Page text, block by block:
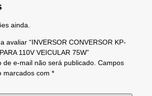
ainda.
avaliar “INVERSOR CONVERSOR KP-
110V VEICULAR 75W”
de e-mail não será publicado. Campos
marcados com *